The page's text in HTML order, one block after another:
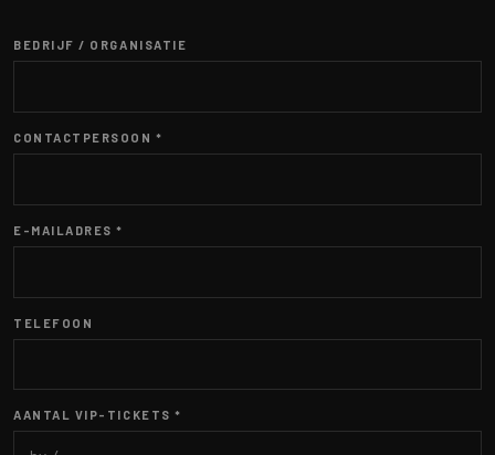
BEDRIJF / ORGANISATIE
CONTACTPERSOON *
E-MAILADRES *
TELEFOON
AANTAL VIP-TICKETS *